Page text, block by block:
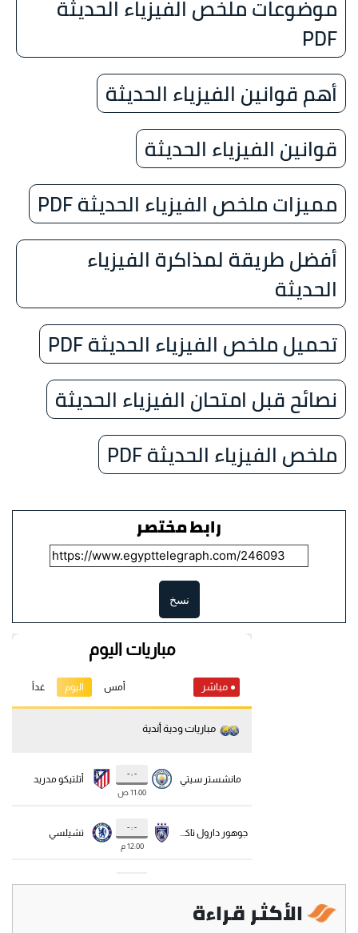
موضوعات ملخص الفيزياء الحديثة
PDF
أهم قوانين الفيزياء الحديثة
قوانين الفيزياء الحديثة
مميزات ملخص الفيزياء الحديثة PDF
أفضل طريقة لمذاكرة الفيزياء
الحديثة
تحميل ملخص الفيزياء الحديثة PDF
نصائح قبل امتحان الفيزياء الحديثة
ملخص الفيزياء الحديثة PDF
رابط مختصر
نسخ
الأكثر قراءة